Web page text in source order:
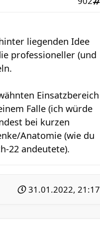
liegenden Idee
professioneller (und
Einsatzbereich
Falle (ich würde
bei kurzen
Anatomie (wie du
22 andeutete).
31.01.2022, 21:17